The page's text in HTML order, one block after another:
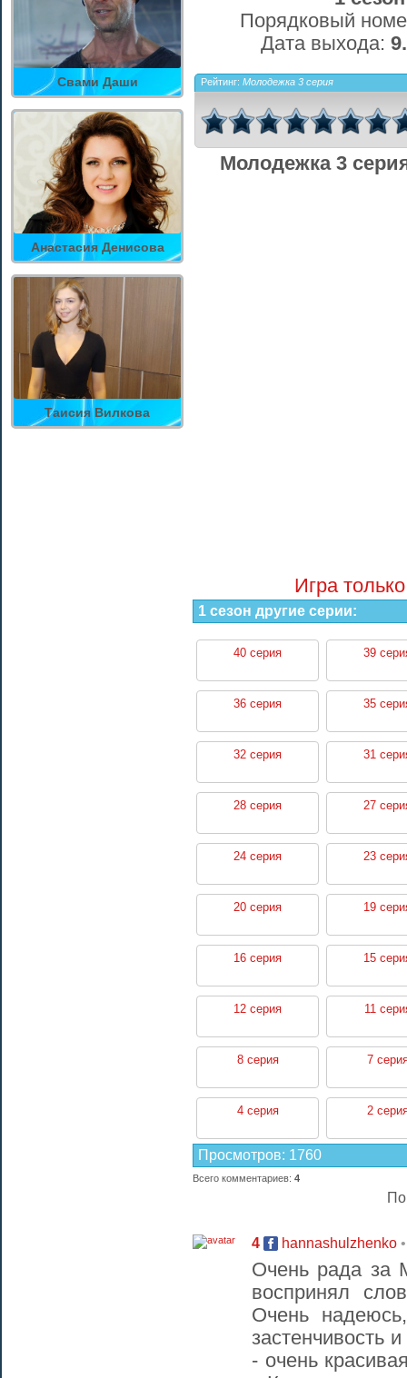
Свами Даши
Анастасия Денисова
Таисия Вилкова
Порядковый
Дата выхода:
Рейтинг: Молодежка 3 серия
Молодежка 3
Игра
1 сезон другие серии:
40 серия 39
36 серия 35
32 серия 31
28 серия 27
24 серия 23
20 серия 19
16 серия 15
12 серия 11
8 серия 7
4 серия 2
Просмотров: 1760
Всего комментариев: 4
4 hannashulzhenko
Очень рада за
воспринял
Очень
застенчивость
- очень